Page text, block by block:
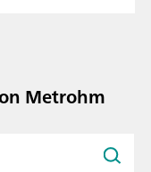
Metrohm